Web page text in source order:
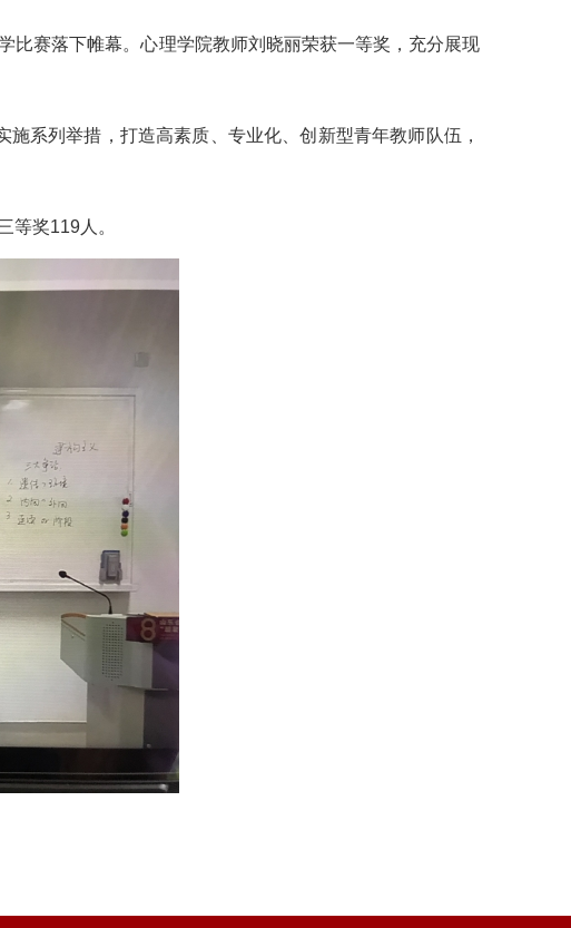
比赛落下帷幕。心理学院教师刘晓丽荣获一等奖，充分展现
系列举措，打造高素质、专业化、创新型青年教师队伍，
等奖119 人。